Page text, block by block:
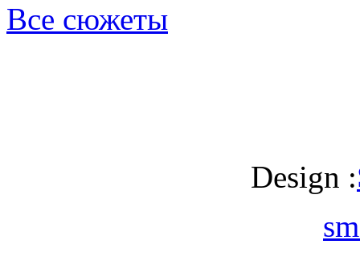
Все сюжеты
Design :